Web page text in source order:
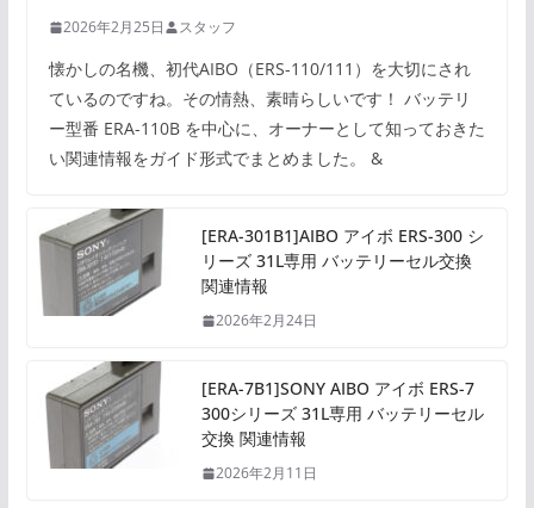
2026年2月25日 スタッフ
懐かしの名機、初代AIBO（ERS-110/111）を大切にされ
ているのですね。その情熱、素晴らしいです！ バッテリ
ー型番 ERA-110B を中心に、オーナーとして知っておきた
い関連情報をガイド形式でまとめました。 &
[ERA-301B1]AIBO アイボ ERS-300 シ
リーズ 31L専用 バッテリーセル交換
関連情報
2026年2月24日
[ERA-7B1]SONY AIBO アイボ ERS-7
300シリーズ 31L専用 バッテリーセル
交換 関連情報
2026年2月11日